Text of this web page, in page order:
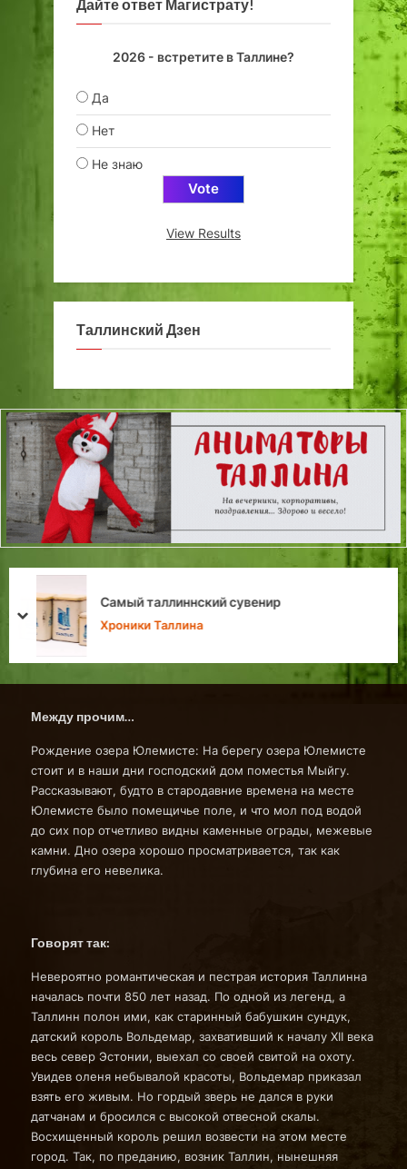
Дайте ответ Магистрату!
2026 - встретите в Таллине?
Да
Нет
Не знаю
View Results
Таллинский Дзен
Таллинн начинался с Ласнамяэ
Наша память Таллина
prev
next
Между прочим…
Рождение озера Юлемисте: На берегу озера Юлемисте
стоит и в наши дни господский дом поместья Мыйгу.
Рассказывают, будто в стародавние времена на месте
Юлемисте было помещичье поле, и что мол под водой
до сих пор отчетливо видны каменные ограды, межевые
камни. Дно озера хорошо просматривается, так как
глубина его невелика.
Говорят так:
Невероятно романтическая и пестрая история Таллинна
началась почти 850 лет назад. По одной из легенд, а
Таллинн полон ими, как старинный бабушкин сундук,
датский король Вольдемар, захвативший к началу XII века
весь север Эстонии, выехал со своей свитой на охоту.
Увидев оленя небывалой красоты, Вольдемар приказал
взять его живым. Но гордый зверь не дался в руки
датчанам и бросился с высокой отвесной скалы.
Восхищенный король решил возвести на этом месте
город. Так, по преданию, возник Таллин, нынешняя